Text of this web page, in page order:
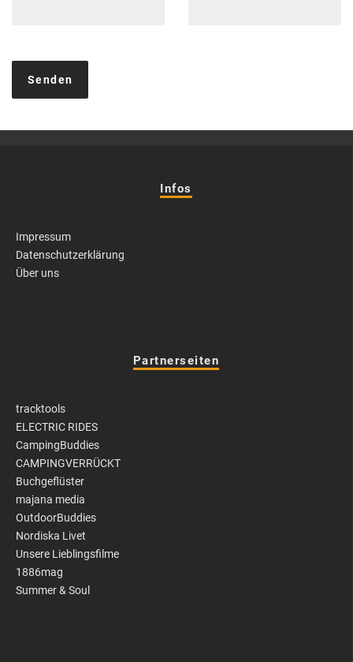
Infos
Impressum
Datenschutzerklärung
Über uns
Partnerseiten
tracktools
ELECTRIC RIDES
CampingBuddies
CAMPINGVERRÜCKT
Buchgeflüster
majana media
OutdoorBuddies
Nordiska Livet
Unsere Lieblingsfilme
1886mag
Summer & Soul